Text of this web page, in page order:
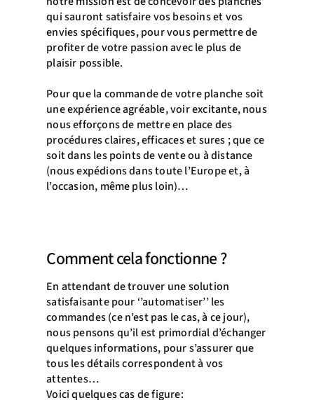
qui sauront satisfaire vos besoins et vos
envies spécifiques, pour vous permettre de
profiter de votre passion avec le plus de
plaisir possible.
Pour que la commande de votre planche soit
une expérience agréable, voir excitante, nous
nous efforçons de mettre en place des
procédures claires, efficaces et sures ; que ce
soit dans les points de vente ou à distance
(nous expédions dans toute l’Europe et, à
l’occasion, même plus loin)…
Comment cela fonctionne ?
En attendant de trouver une solution
satisfaisante pour ‘’automatiser’’ les
commandes (ce n’est pas le cas, à ce jour),
nous pensons qu’il est primordial d’échanger
quelques informations, pour s’assurer que
tous les détails correspondent à vos
attentes…
Voici quelques cas de figure: